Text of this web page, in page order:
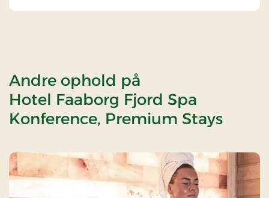
Andre ophold på
Hotel Faaborg Fjord Spa
Konference, Premium Stays